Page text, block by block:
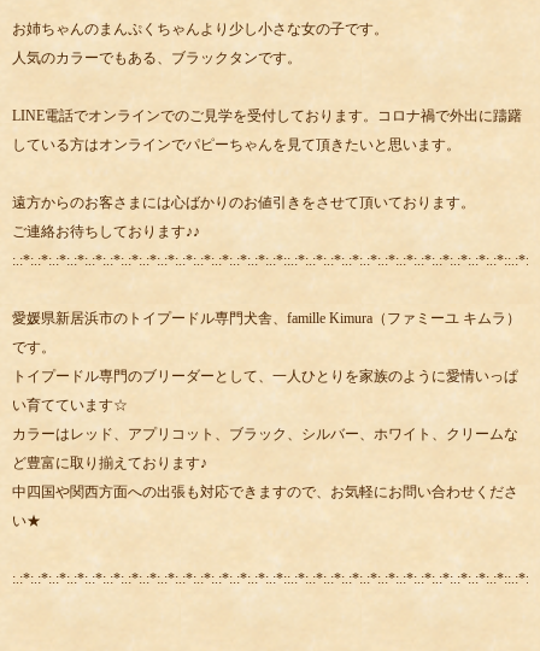
お姉ちゃんのまんぷくちゃんより少し小さな女の子です。
人気のカラーでもある、ブラックタンです。
LINE電話でオンラインでのご見学を受付しております。コロナ禍で外出に躊躇
している方はオンラインでパピーちゃんを見て頂きたいと思います。
遠方からのお客さまには心ばかりのお値引きをさせて頂いております。
ご連絡お待ちしております♪♪
:.:*:.:*:.:*:.:*:.:*:.:*:.:*:.:*:.:*:.:*:.:*:.:*:.:*:.:*:.:*::.:*:.:*:.:*:.:*:.:*:.:*:.:*:.:*:.:*:.:*:.:*:.:*::.:*:.:
愛媛県新居浜市のトイプードル専門犬舎、famille Kimura（ファミーユ キムラ）
です。
トイプードル専門のブリーダーとして、一人ひとりを家族のように愛情いっぱ
い育てています☆
カラーはレッド、アプリコット、ブラック、シルバー、ホワイト、クリームな
ど豊富に取り揃えております♪
中四国や関西方面への出張も対応できますので、お気軽にお問い合わせくださ
い★
:.:*:.:*:.:*:.:*:.:*:.:*:.:*:.:*:.:*:.:*:.:*:.:*:.:*:.:*:.:*::.:*:.:*:.:*:.:*:.:*:.:*:.:*:.:*:.:*:.:*:.:*:.:*::.:*:.: